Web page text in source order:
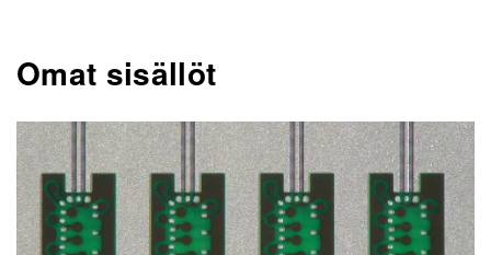
Omat sisällöt